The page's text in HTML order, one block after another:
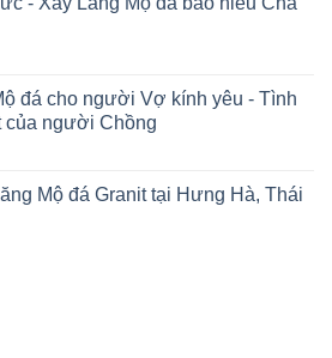
đá cho người Vợ kính yêu - Tình
của người Chồng
Mộ đá Granit tại Hưng Hà, Thái